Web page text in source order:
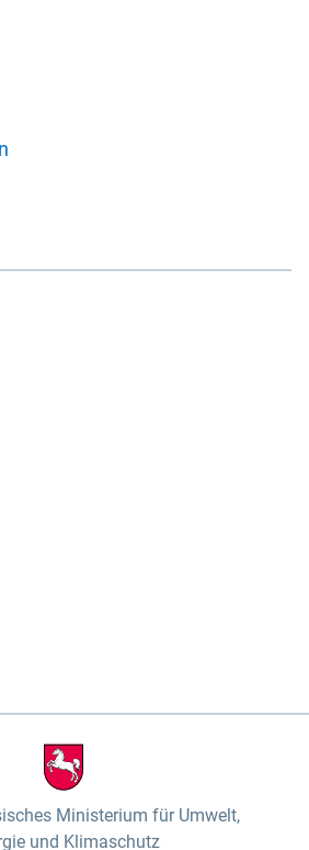
Ministerium für Umwelt,
und Klimaschutz